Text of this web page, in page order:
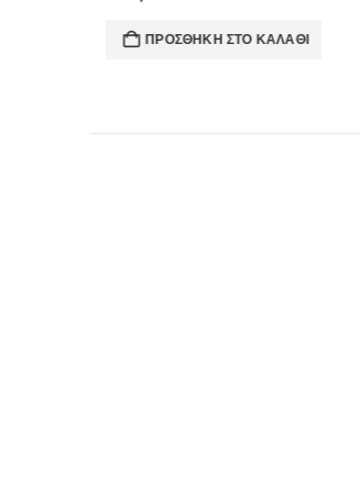
ΠΡΟΣΘΉΚΗ ΣΤΟ ΚΑΛΆΘΙ